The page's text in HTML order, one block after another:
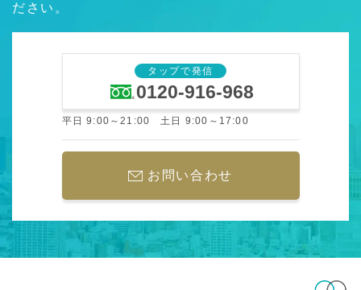
ださい。
タップで発信
0120-916-968
平日 9:00～21:00 土日 9:00～17:00
お問い合わせ